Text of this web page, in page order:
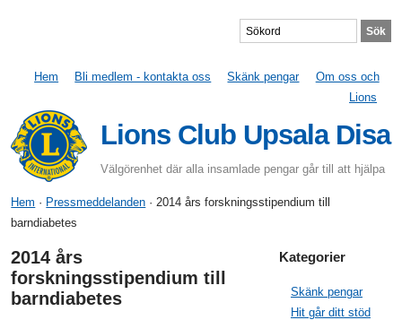
Hem Bli medlem - kontakta oss Skänk pengar
Om oss och
Lions
Lions Club Upsala Disa
Välgörenhet där alla insamlade pengar går till att hjälpa
Hem · Pressmeddelanden · 2014 års forskningsstipendium till
barndiabetes
2014 års
forskningsstipendium till
barndiabetes
Kategorier
Skänk pengar
Hit går ditt stöd